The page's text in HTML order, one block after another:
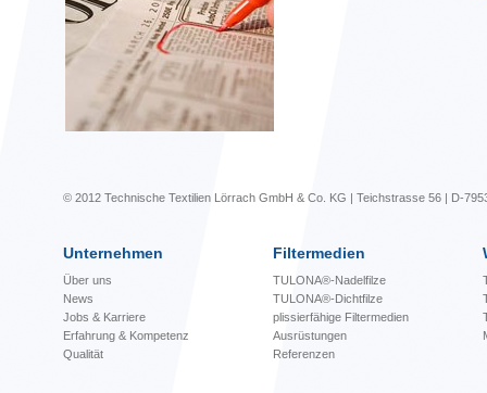
© 2012 Technische Textilien Lörrach GmbH & Co. KG | Teichstrasse 56 | D-
Unternehmen Filtermedien
Über uns
News
Jobs & Karriere
Erfahrung & Kompetenz
Qualität
TULONA®-Nadelfilze
TULONA®-Dichtfilze
plissierfähige Filtermedien
Ausrüstungen
Referenzen